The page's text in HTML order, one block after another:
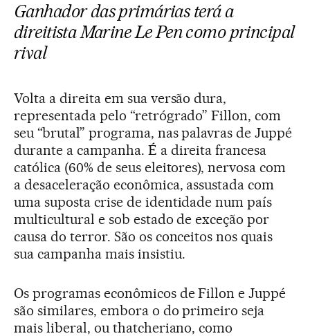
Ganhador das primárias terá a
direitista Marine Le Pen como principal
rival
Volta a direita em sua versão dura,
representada pelo “retrógrado” Fillon, com
seu “brutal” programa, nas palavras de Juppé
durante a campanha. É a direita francesa
católica (60% de seus eleitores), nervosa com
a desaceleração econômica, assustada com
uma suposta crise de identidade num país
multicultural e sob estado de exceção por
causa do terror. São os conceitos nos quais
sua campanha mais insistiu.
Os programas econômicos de Fillon e Juppé
são similares, embora o do primeiro seja
mais liberal, ou thatcheriano, como